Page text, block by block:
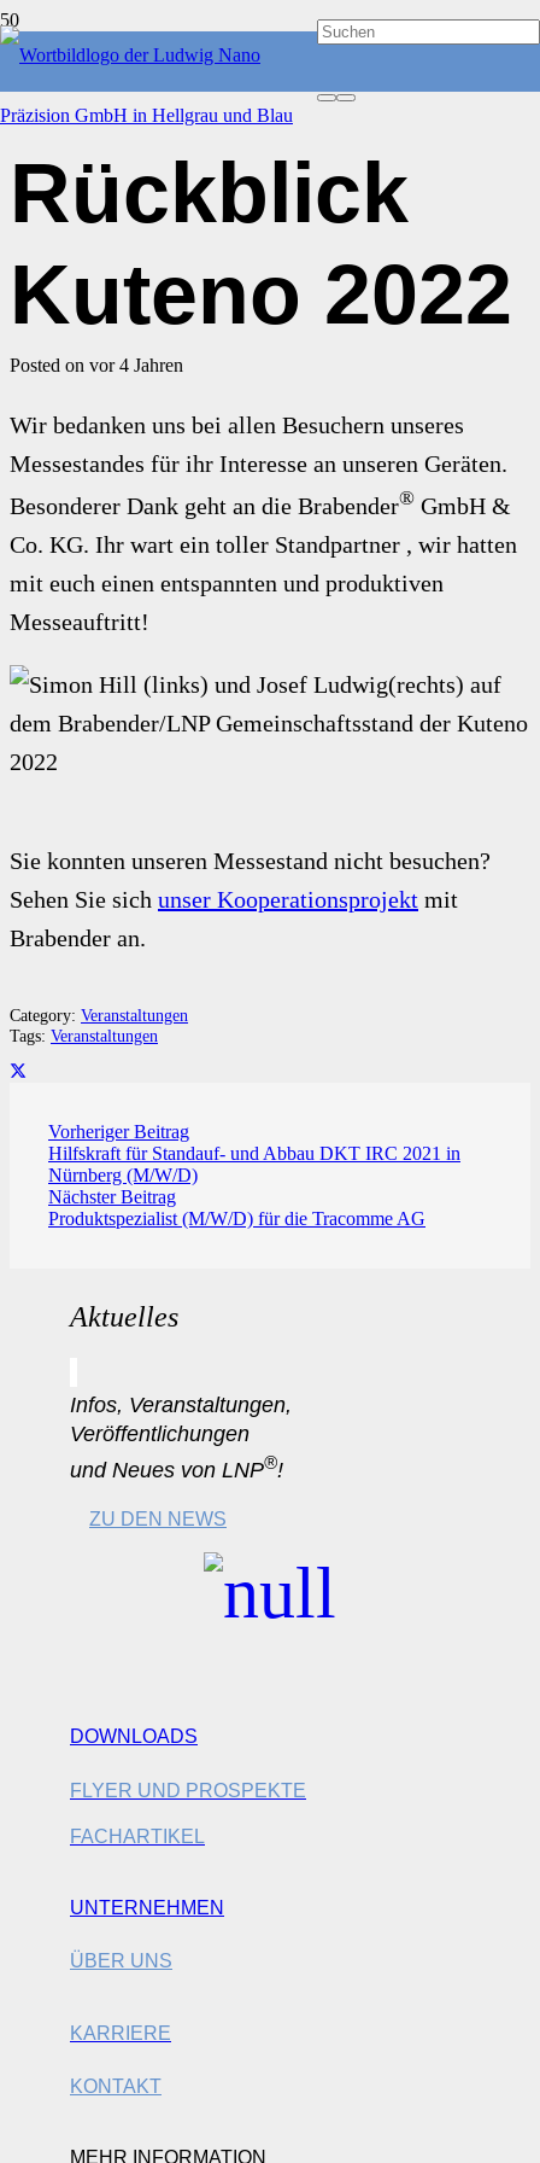
VERANSTALTUNGEN
Rückblick
Kuteno 2022
Posted on vor 4 Jahren
Wir bedanken uns bei allen Besuchern unseres
Messestandes für ihr Interesse an unseren Geräten.
Besonderer Dank geht an die Brabender® GmbH &
Co. KG. Ihr wart ein toller Standpartner , wir hatten
mit euch einen entspannten und produktiven
Messeauftritt!
Sie konnten unseren Messestand nicht besuchen?
Sehen Sie sich unser Kooperationsprojekt mit
Brabender an.
Category: Veranstaltungen
Tags: Veranstaltungen
Vorheriger Beitrag
Hilfskraft für Standauf- und Abbau DKT IRC 2021 in
Nürnberg (M/W/D)
Nächster Beitrag
Produktspezialist (M/W/D) für die Tracomme AG
Aktuelles
Infos, Veranstaltungen,
Veröffentlichungen
und Neues von LNP®!
ZU DEN NEWS
DOWNLOADS
FLYER UND PROSPEKTE
FACHARTIKEL
UNTERNEHMEN
ÜBER UNS
KARRIERE
KONTAKT
MEHR INFORMATION